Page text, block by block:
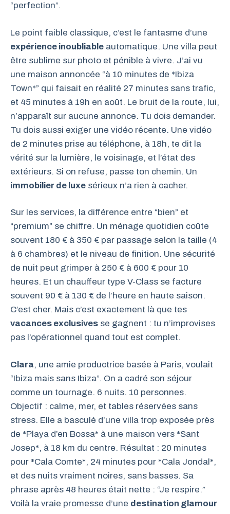
“perfection”.
Le point faible classique, c’est le fantasme d’une
expérience inoubliable automatique. Une villa peut
être sublime sur photo et pénible à vivre. J’ai vu
une maison annoncée “à 10 minutes de *Ibiza
Town*” qui faisait en réalité 27 minutes sans trafic,
et 45 minutes à 19h en août. Le bruit de la route, lui,
n’apparaît sur aucune annonce. Tu dois demander.
Tu dois aussi exiger une vidéo récente. Une vidéo
de 2 minutes prise au téléphone, à 18h, te dit la
vérité sur la lumière, le voisinage, et l’état des
extérieurs. Si on refuse, passe ton chemin. Un
immobilier de luxe sérieux n’a rien à cacher.
Sur les services, la différence entre “bien” et
“premium” se chiffre. Un ménage quotidien coûte
souvent 180 € à 350 € par passage selon la taille (4
à 6 chambres) et le niveau de finition. Une sécurité
de nuit peut grimper à 250 € à 600 € pour 10
heures. Et un chauffeur type V-Class se facture
souvent 90 € à 130 € de l’heure en haute saison.
C’est cher. Mais c’est exactement là que tes
vacances exclusives se gagnent : tu n’improvises
pas l’opérationnel quand tout est complet.
Clara, une amie productrice basée à Paris, voulait
“Ibiza mais sans Ibiza”. On a cadré son séjour
comme un tournage. 6 nuits. 10 personnes.
Objectif : calme, mer, et tables réservées sans
stress. Elle a basculé d’une villa trop exposée près
de *Playa d’en Bossa* à une maison vers *Sant
Josep*, à 18 km du centre. Résultat : 20 minutes
pour *Cala Comte*, 24 minutes pour *Cala Jondal*,
et des nuits vraiment noires, sans basses. Sa
phrase après 48 heures était nette : “Je respire.”
Voilà la vraie promesse d’une destination glamour